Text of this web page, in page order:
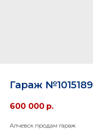
Гараж №1015189
600 000 р.
Алчевск продам гараж